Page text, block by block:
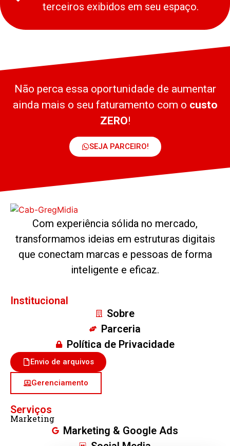
terceiros exibidos em seu espaço.
Não perca essa oportunidade de aumentar
ainda mais o seu faturamento com o custo
ZERO!
SEJA PARCEIRO!
Com experiência sólida no mercado,
transformamos ideias em estruturas digitais
que conectam marcas e pessoas de forma
inteligente e eficaz.
Institucional
Sobre
Parceria
Política de Privacidade
Envio de arquivos
Gerenciamento
Serviços
Marketing
Marketing & Google Ads